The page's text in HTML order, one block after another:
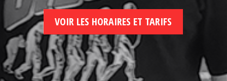
VOIR LES HORAIRES ET TARIFS